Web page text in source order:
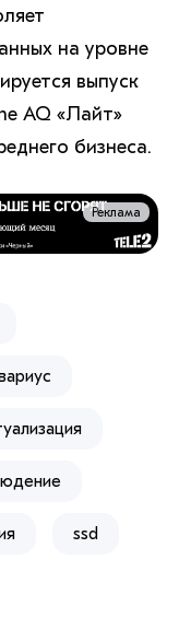
на уровне
выпуск
AQ «Лайт»
бизнеса.
Реклама
ssd